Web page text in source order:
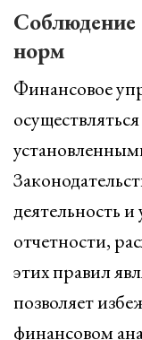
норм
Финансовое
деятельность и
отчетности,
этих правил
позволяет
финансовом